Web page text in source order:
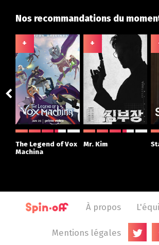
Nos recommandations du
+
The Legend of Vox
Machina
+
Mr. Kim
À propos
Mentions légales